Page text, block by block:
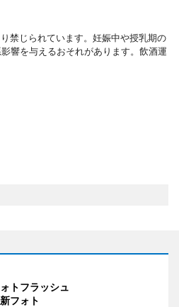
禁じられています。妊娠中や授乳期の
響を与えるおそれがあります。飲酒運
トフラッシュ
フォト